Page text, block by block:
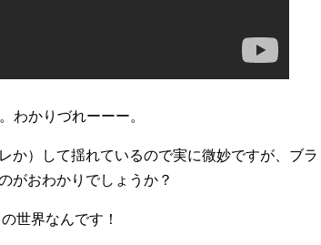
わかりづれーーー。
か）して揺れているので実に微妙ですが、ブラ
がおわかりでしょうか？
世界なんです！